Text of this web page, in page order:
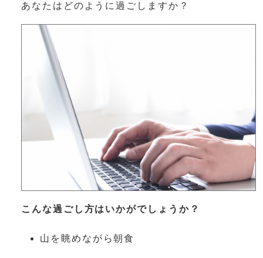
あなたはどのように過ごしますか？
こんな過ごし方はいかがでしょうか？
山を眺めながら朝食